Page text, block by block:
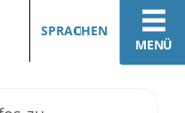
MENÜ
SPRACHEN